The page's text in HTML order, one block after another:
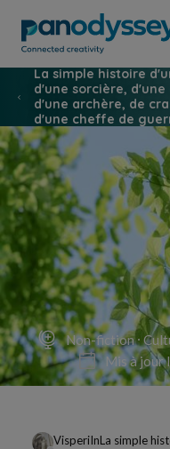
La simple histoire
d'une sorcière,
d'une archère, de
d'une cheffe de
Non-fiction
Mis à jour
Visperine Cargal
InLa simple